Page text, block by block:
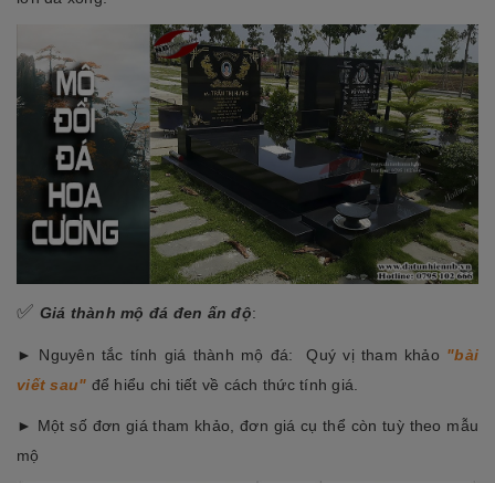
✅ Giá thành mộ đá đen ấn độ:
► Nguyên tắc tính giá thành mộ đá: Quý vị tham khảo "bài
viết sau" để hiểu chi tiết về cách thức tính giá.
► Một số đơn giá tham khảo, đơn giá cụ thể còn tuỳ theo mẫu
mộ